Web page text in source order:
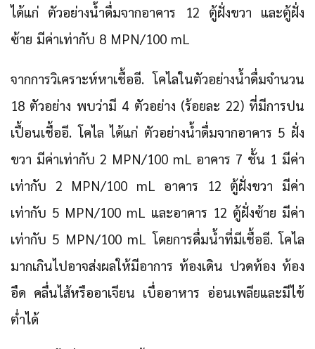
ได้แก่ ตัวอย่างน้ำดื่มจากอาคาร 12 ตู้ฝั่งขวา และตู้ฝั่ง
ซ้าย มีค่าเท่ากับ 8 MPN/100 mL
จากการวิเคราะห์หาเชื้ออี. โคไลในตัวอย่างน้ำดื่มจำนวน
18 ตัวอย่าง พบว่ามี 4 ตัวอย่าง (ร้อยละ 22) ที่มีการปน
เปื้อนเชื้ออี. โคไล ได้แก่ ตัวอย่างน้ำดื่มจากอาคาร 5 ฝั่ง
ขวา มีค่าเท่ากับ 2 MPN/100 mL อาคาร 7 ชั้น 1 มีค่า
เท่ากับ 2 MPN/100 mL อาคาร 12 ตู้ฝั่งขวา มีค่า
เท่ากับ 5 MPN/100 mL และอาคาร 12 ตู้ฝั่งซ้าย มีค่า
เท่ากับ 5 MPN/100 mL โดยการดื่มน้ำที่มีเชื้ออี. โคไล
มากเกินไปอาจส่งผลให้มีอาการ ท้องเดิน ปวดท้อง ท้อง
อืด คลื่นไส้หรืออาเจียน เบื่ออาหาร อ่อนเพลียและมีไข้
ต่ำได้